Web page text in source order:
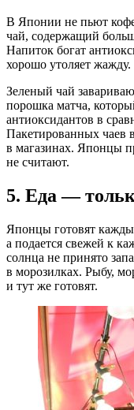
В Японии не пьют
чай, содержащий
Напиток богат
хорошо утоляет жажду.
Зеленый чай
порошка матча,
антиоксидантов в
Пакетированных чаев
в магазинах. Японцы
не считают.
5. Еда —
Японцы готовят
а подается свежей к
солнца не принято
в морозилках. Рыбу,
и тут же готовят.